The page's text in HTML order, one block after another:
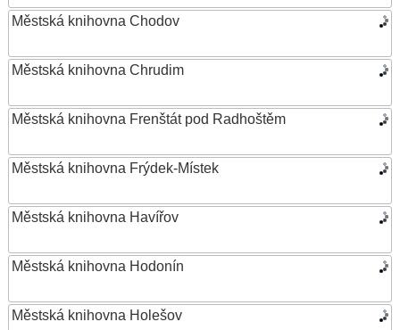
Městská knihovna Chodov
Městská knihovna Chrudim
Městská knihovna Frenštát pod Radhoštěm
Městská knihovna Frýdek-Místek
Městská knihovna Havířov
Městská knihovna Hodonín
Městská knihovna Holešov